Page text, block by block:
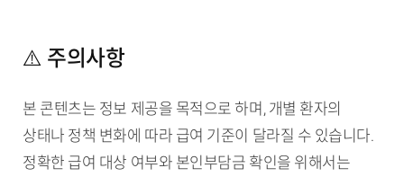
⚠️ 주의사항
본 콘텐츠는 정보 제공을 목적으로 하며, 개별 환자의
상태나 정책 변화에 따라 급여 기준이 달라질 수 있습니다.
정확한 급여 대상 여부와 본인부담금 확인을 위해서는